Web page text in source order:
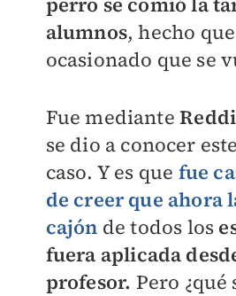
alumnos, hecho
ocasionado que se
Fue mediante
se dio a conocer
caso. Y es que fue
de creer que ahora
cajón de todos los
fuera aplicada
profesor. Pero ¿qué